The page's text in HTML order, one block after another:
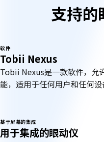
的
眼
仪
支持的
软件
Tobii Nexus
Tobii Nexus是一款软件，允
能，适用于任何用户和任何设
基于屏幕的集成
用于集成的眼动仪